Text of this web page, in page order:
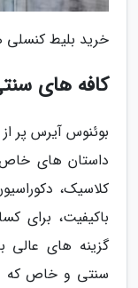
خرید بلیط کنسلی
کافه های
بوئنوس آیرس پر
داستان های خاص
کلاسیک،
باکیفیت، برای
گزینه های عالی
سنتی و خاص که